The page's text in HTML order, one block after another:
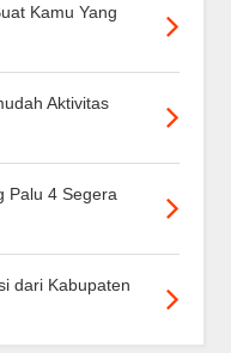
Kamu Yang
Aktivitas
Palu 4 Segera
dari Kabupaten